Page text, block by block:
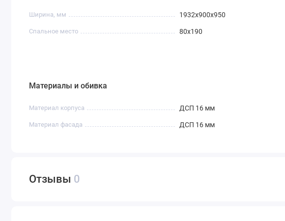
Ширина, мм 1932х900х950
Спальное место 80х190
Материалы и обивка
Материал корпуса ДСП 16 мм
Материал фасада ДСП 16 мм
Отзывы 0